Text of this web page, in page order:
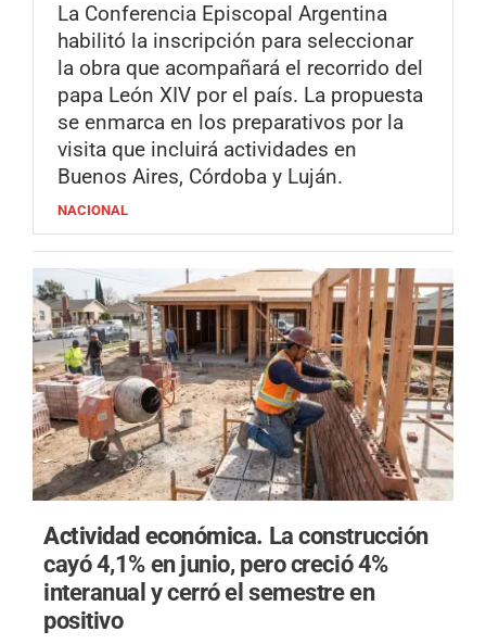
La Conferencia Episcopal Argentina
habilitó la inscripción para seleccionar
la obra que acompañará el recorrido del
papa León XIV por el país. La propuesta
se enmarca en los preparativos por la
visita que incluirá actividades en
Buenos Aires, Córdoba y Luján.
NACIONAL
Actividad económica. La construcción
cayó 4,1% en junio, pero creció 4%
interanual y cerró el semestre en
positivo